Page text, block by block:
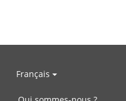
Français